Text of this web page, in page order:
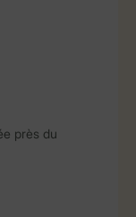
près du